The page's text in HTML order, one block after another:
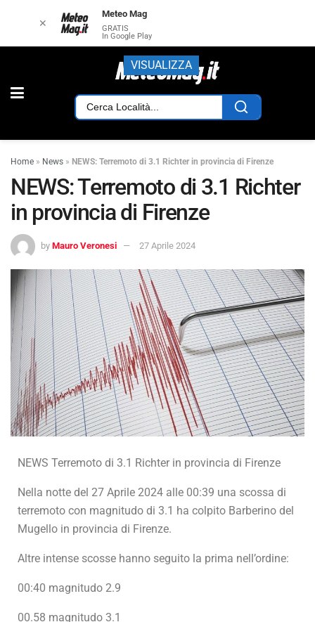
Home » News » NEWS: Terremoto di 3.1 Richter in provincia di Firenze
NEWS: Terremoto di 3.1 Richter
in provincia di Firenze
by Mauro Veronesi 27 Aprile 2024
NEWS Terremoto di 3.1 Richter in provincia di Firenze
Nella notte del 27 Aprile 2024 alle 00:39 una scossa di
terremoto con magnitudo di 3.1 ha colpito Barberino del
Mugello in provincia di Firenze.
Altre intense scosse hanno seguito la prima nell’ordine:
00:40 magnitudo 2.9
00.58 magnitudo 3.1
✕
Meteo Mag
GRATIS
In Google Play
VISUALIZZA